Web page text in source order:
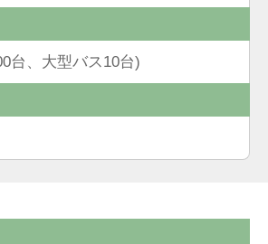
台、大型バス10台)